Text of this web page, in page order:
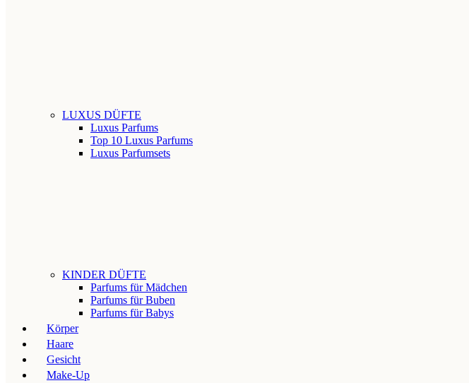
LUXUS DÜFTE
Luxus Parfums
Top 10 Luxus Parfums
Luxus Parfumsets
KINDER DÜFTE
Parfums für Mädchen
Parfums für Buben
Parfums für Babys
Körper
Haare
Gesicht
Make-Up